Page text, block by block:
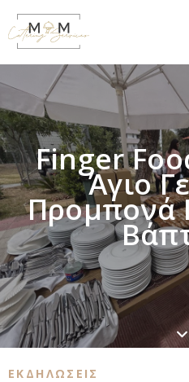
Finger
Άγιο
Προμπονά
ΕΚΔΗΛΩΣΕΙΣ